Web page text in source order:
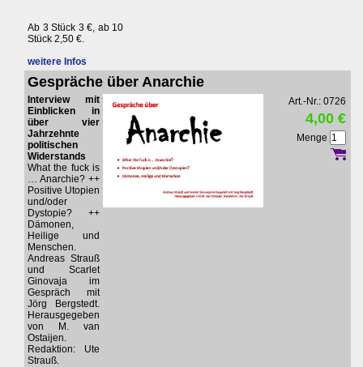
Ab 3 Stück 3 €, ab 10
Stück 2,50 €.
weitere Infos
Gespräche über Anarchie
Interview mit
Einblicken in
über vier
Jahrzehnte
politischen
Widerstands
What the fuck is
… Anarchie? ++
Positive Utopien
und/oder
Dystopie? ++
Dämonen,
Heilige und
Menschen.
Andreas Strauß
und Scarlet
Ginovaja im
Gespräch mit
Jörg Bergstedt.
Herausgegeben
von M. van
Ostaijen.
Redaktion: Ute
Strauß.
Art.-Nr.: 0726
4,00 €
Menge